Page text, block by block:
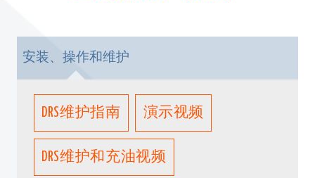
安装、操作和维护
DRS维护指南 演示视频
DRS维护和充油视频